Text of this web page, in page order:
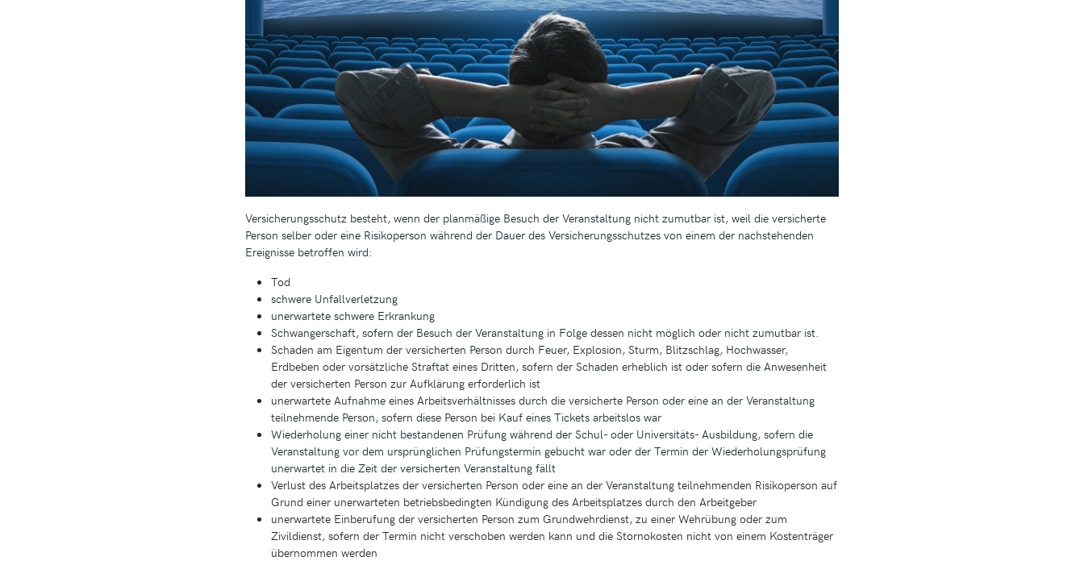
Versicherungsschutz besteht, wenn der planmäßige Besuch der Veranstaltung nicht zumutbar ist, weil die versicherte
Person selber oder eine Risikoperson während der Dauer des Versicherungsschutzes von einem der nachstehenden
Ereignisse betroffen wird:
Tod
schwere Unfallverletzung
unerwartete schwere Erkrankung
Schwangerschaft, sofern der Besuch der Veranstaltung in Folge dessen nicht möglich oder nicht zumutbar ist.
Schaden am Eigentum der versicherten Person durch Feuer, Explosion, Sturm, Blitzschlag, Hochwasser,
Erdbeben oder vorsätzliche Straftat eines Dritten, sofern der Schaden erheblich ist oder sofern die Anwesenheit
der versicherten Person zur Aufklärung erforderlich ist
unerwartete Aufnahme eines Arbeitsverhältnisses durch die versicherte Person oder eine an der Veranstaltung
teilnehmende Person, sofern diese Person bei Kauf eines Tickets arbeitslos war
Wiederholung einer nicht bestandenen Prüfung während der Schul- oder Universitäts- Ausbildung, sofern die
Veranstaltung vor dem ursprünglichen Prüfungstermin gebucht war oder der Termin der Wiederholungsprüfung
unerwartet in die Zeit der versicherten Veranstaltung fällt
Verlust des Arbeitsplatzes der versicherten Person oder eine an der Veranstaltung teilnehmenden Risikoperson auf
Grund einer unerwarteten betriebsbedingten Kündigung des Arbeitsplatzes durch den Arbeitgeber
unerwartete Einberufung der versicherten Person zum Grundwehrdienst, zu einer Wehrübung oder zum
Zivildienst, sofern der Termin nicht verschoben werden kann und die Stornokosten nicht von einem Kostenträger
übernommen werden